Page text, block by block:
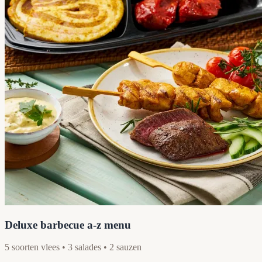
Deluxe barbecue a-z menu
5 soorten vlees • 3 salades • 2 sauzen